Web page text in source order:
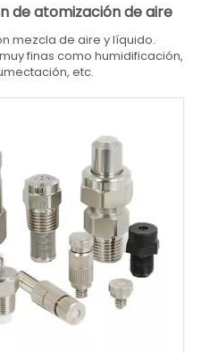
de atomización de aire
mezcla de aire y líquido.
finas como humidificación,
etc.